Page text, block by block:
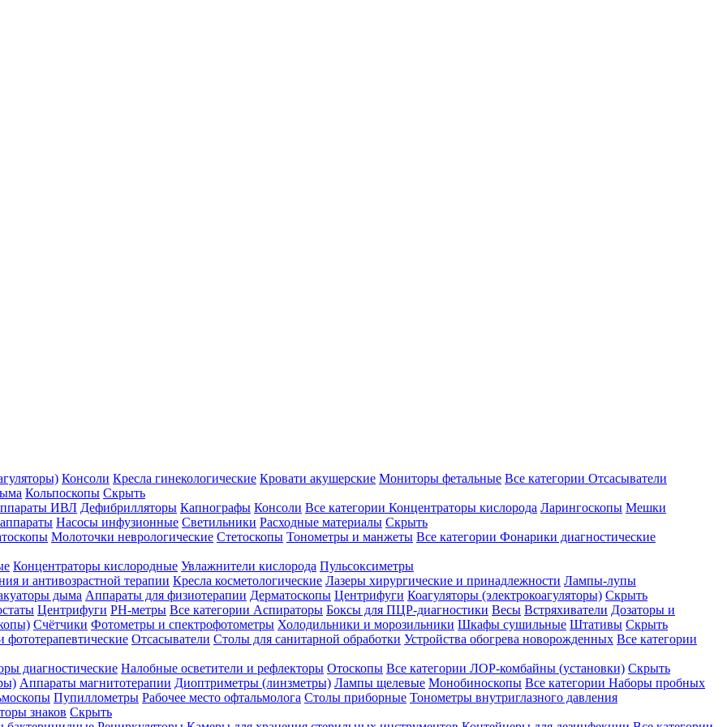
Консоли Кресла гинекологические Кровати акушерские Мониторы фетальные Все категории Отсасыватели
Кольпоскопы Скрыть
ИВЛ Дефибрилляторы Капнографы Консоли Все категории Концентраторы кислорода Ларингоскопы Мешки
Насосы инфузионные Светильники Расходные материалы Скрыть
Молоточки неврологические Стетоскопы Тонометры и манжеты Все категории Фонарики диагностические
Концентраторы кислородные Увлажнители кислорода Пульсоксиметры
и антивозрастной терапии Кресла косметологические Лазеры хирургические и принадлежности Лампы-лупы
дыма Аппараты для физиотерапии Дерматоскопы Центрифуги Коагуляторы (электрокоагуляторы) Скрыть
Центрифуги PH-метры Все категории Аспираторы Боксы для ПЦР-диагностики Весы Встряхиватели Дозаторы и
Счётчики Фотометры и спектрофотометры Холодильники и морозильники Шкафы сушильные Штативы Скрыть
фототерапевтические Отсасыватели Столы для санитарной обработки Устройства обогрева новорожденных Все категории
диагностические Налобные осветители и рефлекторы Отоскопы Все категории ЛОР-комбайны (установки) Скрыть
Аппараты магнитотерапии Диоптриметры (линзметры) Лампы щелевые Монобиноскопы Все категории Наборы пробных
Пупиллометры Рабочее место офтальмолога Столы приборные Тонометры внутриглазного давления
знаков Скрыть